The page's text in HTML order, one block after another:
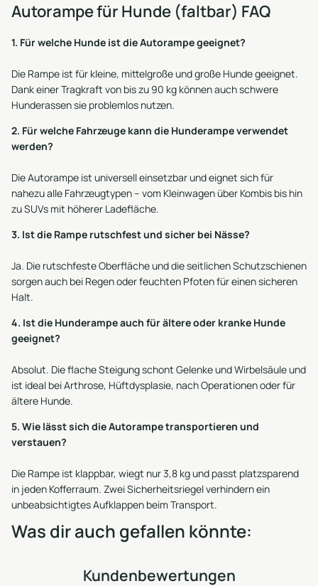
Autorampe für Hunde (faltbar) FAQ
1. Für welche Hunde ist die Autorampe geeignet?
Die Rampe ist für kleine, mittelgroße und große Hunde geeignet.
Dank einer Tragkraft von bis zu 90 kg können auch schwere
Hunderassen sie problemlos nutzen.
2. Für welche Fahrzeuge kann die Hunderampe verwendet
werden?
Die Autorampe ist universell einsetzbar und eignet sich für
nahezu alle Fahrzeugtypen – vom Kleinwagen über Kombis bis hin
zu SUVs mit höherer Ladefläche.
3. Ist die Rampe rutschfest und sicher bei Nässe?
Ja. Die rutschfeste Oberfläche und die seitlichen Schutzschienen
sorgen auch bei Regen oder feuchten Pfoten für einen sicheren
Halt.
4. Ist die Hunderampe auch für ältere oder kranke Hunde
geeignet?
Absolut. Die flache Steigung schont Gelenke und Wirbelsäule und
ist ideal bei Arthrose, Hüftdysplasie, nach Operationen oder für
ältere Hunde.
5. Wie lässt sich die Autorampe transportieren und
verstauen?
Die Rampe ist klappbar, wiegt nur 3,8 kg und passt platzsparend
in jeden Kofferraum. Zwei Sicherheitsriegel verhindern ein
unbeabsichtigtes Aufklappen beim Transport.
Was dir auch gefallen könnte:
Kundenbewertungen